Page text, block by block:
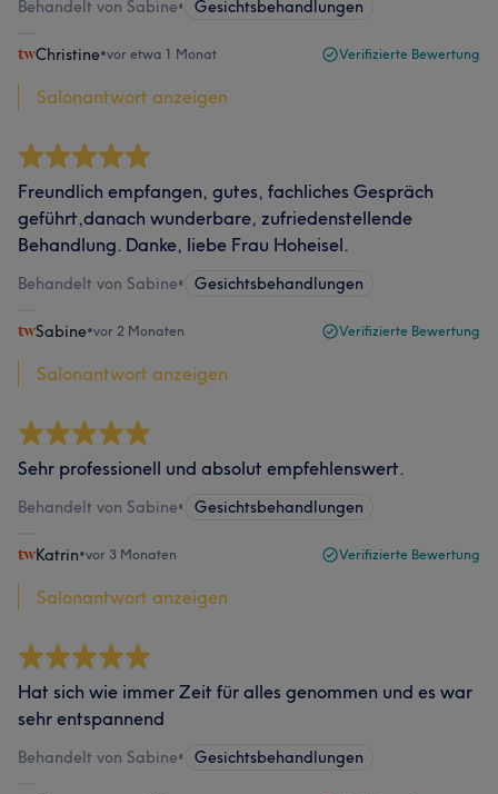
Behandelt von Sabine• Gesichtsbehandlungen
Christine•vor etwa 1 Monat Verifizierte Bewertung
Salonantwort anzeigen
Freundlich empfangen, gutes, fachliches Gespräch
geführt,danach wunderbare, zufriedenstellende
Behandlung. Danke, liebe Frau Hoheisel.
Behandelt von Sabine• Gesichtsbehandlungen
Sabine•vor 2 Monaten Verifizierte Bewertung
Salonantwort anzeigen
Sehr professionell und absolut empfehlenswert.
Behandelt von Sabine• Gesichtsbehandlungen
Katrin•vor 3 Monaten Verifizierte Bewertung
Salonantwort anzeigen
Hat sich wie immer Zeit für alles genommen und es war
sehr entspannend
Behandelt von Sabine• Gesichtsbehandlungen